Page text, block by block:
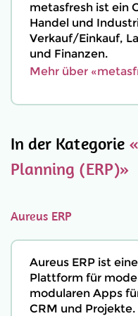
metasfresh ist ein
Handel und
Verkauf/Einkauf,
und Finanzen.
Mehr über
In der Kategorie
Planning (ERP)»
Aureus ERP
Aureus ERP ist
Plattform für
modularen Apps
CRM und Projekte.